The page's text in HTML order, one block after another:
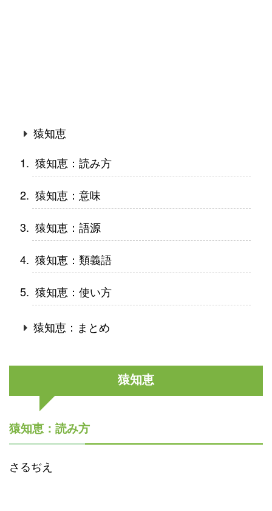
猿知恵
猿知恵：読み方
猿知恵：意味
猿知恵：語源
猿知恵：類義語
猿知恵：使い方
猿知恵：まとめ
猿知恵
猿知恵：読み方
さるぢえ